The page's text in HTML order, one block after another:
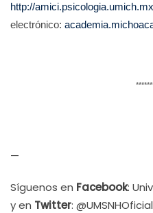
http://
electrónico:
—
Síguenos en Facebook:
y en Twitter: @UMSNHOficial